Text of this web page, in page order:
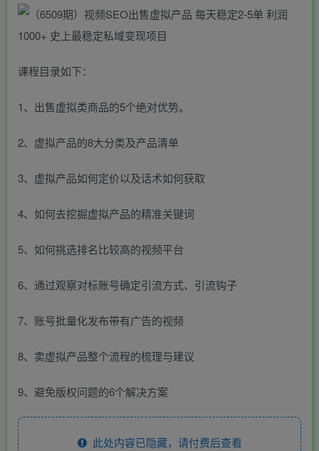
课程目录如下：
1、出售虚拟类商品的5个绝对优势。
2、虚拟产品的8大分类及产品清单
3、虚拟产品如何定价以及话术如何获取
4、如何去挖掘虚拟产品的精准关键词
5、如何挑选排名比较高的视频平台
6、通过观察对标账号确定引流方式、引流钩子
7、账号批量化发布带有广告的视频
8、卖虚拟产品整个流程的梳理与建议
9、避免版权问题的6个解决方案
此处内容已隐藏，请付费后查看